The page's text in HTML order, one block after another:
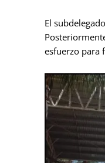
El
esfuerzo para